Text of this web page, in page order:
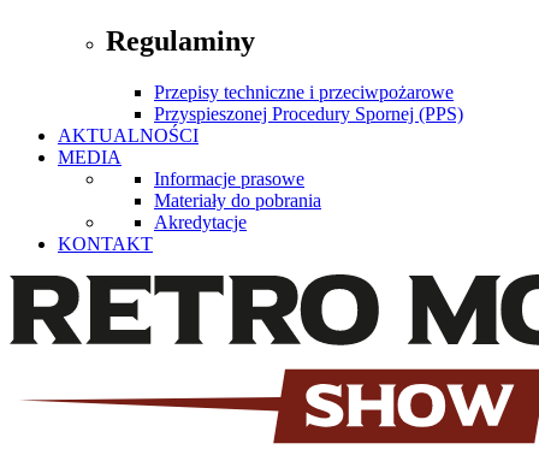
Regulaminy
Przepisy techniczne i przeciwpożarowe
Przyspieszonej Procedury Spornej (PPS)
AKTUALNOŚCI
MEDIA
Informacje prasowe
Materiały do pobrania
Akredytacje
KONTAKT